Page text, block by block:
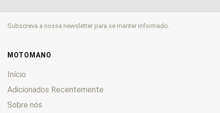
PK 0
Quartz
Skipper 0
SKR
Subscreva a nossa newsletter para se manter informado.
MOTOMANO
Início
Adicionados Recentemente
Sobre nós